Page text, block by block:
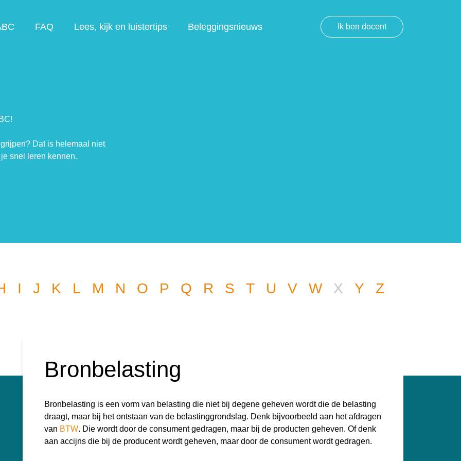
FAQ Lees, kijk en luistertips Beleggingsnieuws Ik ben docent
Dat is helemaal niet
snel leren kennen.
I J K L M N O P Q R S T U V W X Y Z
Bronbelasting
Bronbelasting is een vorm van belasting die niet bij degene geheven wordt die de belasting
draagt, maar bij het ontstaan van de belastinggrondslag. Denk bijvoorbeeld aan het afdragen
van BTW. Die wordt door de consument gedragen, maar bij de producten geheven. Of denk
aan accijns die bij de producent wordt geheven, maar door de consument wordt gedragen.
Wat wil je opzoeken?